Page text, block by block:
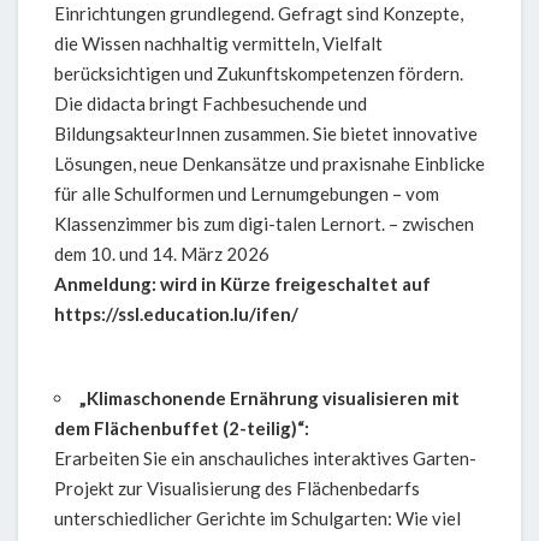
Einrichtungen grundlegend. Gefragt sind Konzepte,
die Wissen nachhaltig vermitteln, Vielfalt
berücksichtigen und Zukunftskompetenzen fördern.
Die didacta bringt Fachbesuchende und
BildungsakteurInnen zusammen. Sie bietet innovative
Lösungen, neue Denkansätze und praxisnahe Einblicke
für alle Schulformen und Lernumgebungen – vom
Klassenzimmer bis zum digi-talen Lernort. – zwischen
dem 10. und 14. März 2026
Anmeldung: wird in Kürze freigeschaltet auf
https://ssl.education.lu/ifen/
„Klimaschonende Ernährung visualisieren mit
dem Flächenbuffet (2-teilig)“:
Erarbeiten Sie ein anschauliches interaktives Garten-
Projekt zur Visualisierung des Flächenbedarfs
unterschiedlicher Gerichte im Schulgarten: Wie viel